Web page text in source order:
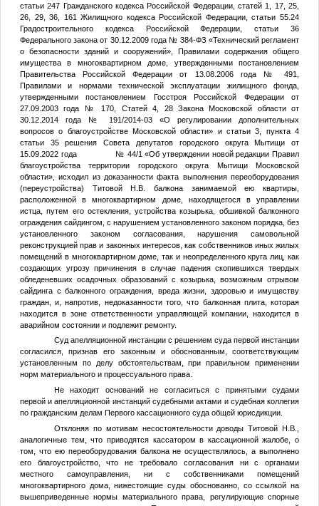
статьи 247 Гражданского кодекса Российской Федерации, статей 1, 17, 25,
26, 29, 36, 161 Жилищного кодекса Российской Федерации, статьи 55.24
Градостроительного кодекса Российской Федерации, статьи 36
Федерального закона от 30.12.2009 года № 384-ФЗ «Технический регламент
о безопасности зданий и сооружений», Правилами содержания общего
имущества в многоквартирном доме, утвержденными постановлением
Правительства Российской Федерации от 13.08.2006 года № 491,
Правилами и нормами технической эксплуатации жилищного фонда,
утвержденными постановлением Госстроя Российской Федерации от
27.09.2003 года № 170, Статей 4, 28 Закона Московской области от
30.12.2014 года № 191/2014-03 «О регулировании дополнительных
вопросов о благоустройстве Московской области» и статьи 3, пункта 4
статьи 35 решения Совета депутатов городского округа Мытищи от
15.09.2022 года № 44/1 «Об утверждении новой редакции Правил
благоустройства территории городского округа Мытищи Московской
области», исходил из доказанности факта выполнения переоборудования
(переустройства) Титовой Н.В. балкона занимаемой ею квартиры,
расположенной в многоквартирном доме, находящегося в управлении
истца, путем его остекления, устройства козырька, обшивкой балконного
ограждения сайдингом, с нарушением установленного законом порядка, без
установленного законом согласования, нарушения самовольной
реконструкцией прав и законных интересов, как собственников иных жилых
помещений в многоквартирном доме, так и неопределенного круга лиц, как
создающих угрозу причинения в случае падения скопившихся твердых
обледеневших осадочных образований с козырька, возможным отрывом
сайдинга с балконного ограждения, вреда жизни, здоровью и имуществу
граждан, и, напротив, недоказанности того, что балконная плита, которая
находится в зоне ответственности управляющей компании, находится в
аварийном состоянии и подлежит ремонту.
Суд апелляционной инстанции с решением суда первой инстанции
согласился, признав его законным и обоснованным, соответствующим
установленным по делу обстоятельствам, при правильном применении
норм материального и процессуального права.
Не находит оснований не согласиться с принятыми судами
первой и апелляционной инстанций судебными актами и судебная коллегия
по гражданским делам Первого кассационного суда общей юрисдикции.
Отклоняя по мотивам несостоятельности доводы Титовой Н.В.,
аналогичные тем, что приводятся кассатором в кассационной жалобе, о
том, что ею переоборудования балкона не осуществлялось, а выполнено
его благоустройство, что не требовало согласования ни с органами
местного самоуправления, ни с собственниками помещений
многоквартирного дома, нижестоящие суды обоснованно, со ссылкой на
вышеприведенные нормы материального права, регулирующие спорные